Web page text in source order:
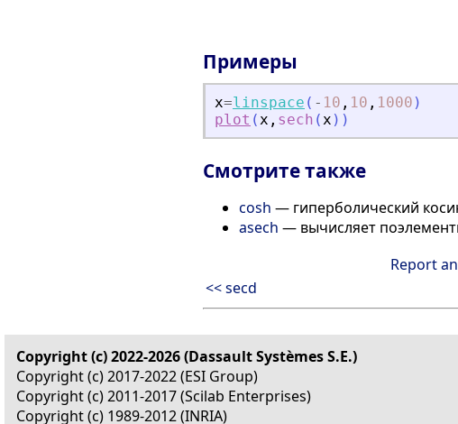
Примеры
x=linspace ( - 10 , 10 , 1000 )
plot (x , sech (x ) )
Смотрите также
cosh — гиперболический
asech — вычисляет
Report
<< secd
Copyright (c) 2022-2026 (Dassault Systèmes S.E.)
Copyright (c) 2017-2022 (ESI Group)
Copyright (c) 2011-2017 (Scilab Enterprises)
Copyright (c) 1989-2012 (INRIA)